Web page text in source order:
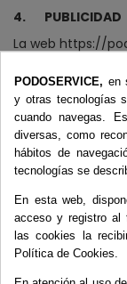
4.
PUBLICIDAD
La web https://
patrocinadores
que el material
cumple con las
aplicación.
PODOSERVICE
error, inexactitud
web.
5. ACCESO A
PODOSERVICE, en
y otras tecnologías
cuando navegas.
diversas, como
hábitos de
tecnologías se
En esta web,
acceso y registro al
las cookies la
Política de Cookies.